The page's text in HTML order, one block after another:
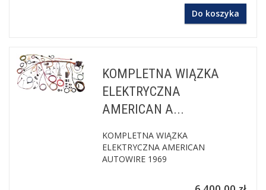
Do koszyka
KOMPLETNA WIĄZKA
ELEKTRYCZNA
AMERICAN A...
KOMPLETNA WIĄZKA
ELEKTRYCZNA AMERICAN
AUTOWIRE 1969